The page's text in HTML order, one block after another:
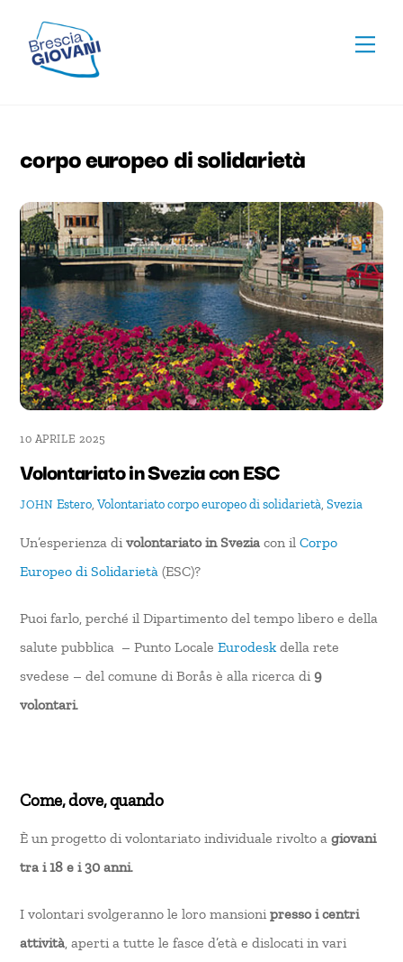
content
corpo europeo di solidarietà
10 APRILE 2025
Volontariato in Svezia con ESC
JOHN Estero, Volontariatocorpo europeo di solidarietà, Svezia
Un’esperienza divolontariato in Svezia con ilCorpo
Europeo di Solidarietà (ESC)?
Puoi farlo, perché il Dipartimento del tempo libero e della
salute pubblica – Punto LocaleEurodeskdella rete
svedese – del comune di Borås è alla ricerca di9
volontari.
Come, dove, quando
È un progetto di volontariato individuale rivolto agiovani
tra i 18 e i 30 anni.
I volontari svolgeranno le loro mansionipresso i centri
attività, aperti a tutte le fasce d’età e dislocati in vari